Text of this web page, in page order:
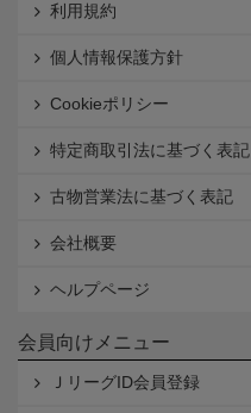
利用規約
個人情報保護方針
Cookieポリシー
特定商取引法に基づく表記
古物営業法に基づく表記
会社概要
ヘルプページ
会員向けメニュー
ＪリーグID会員登録